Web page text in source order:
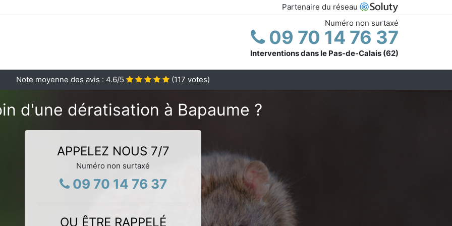
Partenaire du réseau
Numéro non surtaxé
09 70 14 76 37
Interventions dans le Pas-de-Calais (62)
Note moyenne des avis : 4.6/5 (117 votes)
d'une dératisation à Bapaume ?
APPELEZ NOUS 7/7
Numéro non surtaxé
09 70 14 76 37
OU ÊTRE RAPPELÉ